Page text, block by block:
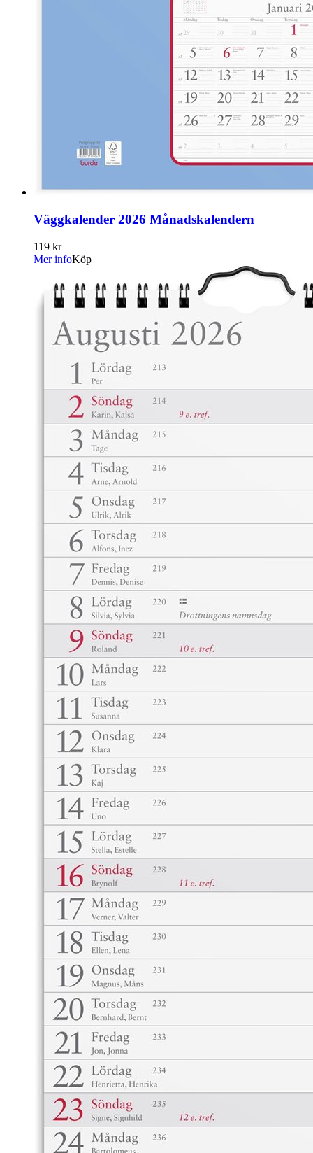
Väggkalender 2026 Månadskalendern
119 kr
Mer infoKöp